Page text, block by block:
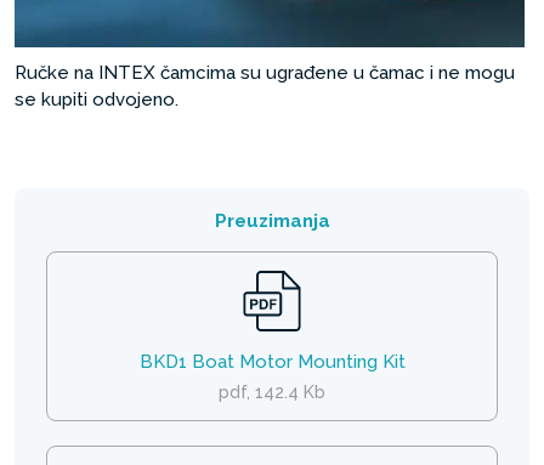
Ručke na INTEX čamcima su ugrađene u čamac i ne mogu
se kupiti odvojeno.
Preuzimanja
BKD1 Boat Motor Mounting Kit
pdf, 142.4 Kb